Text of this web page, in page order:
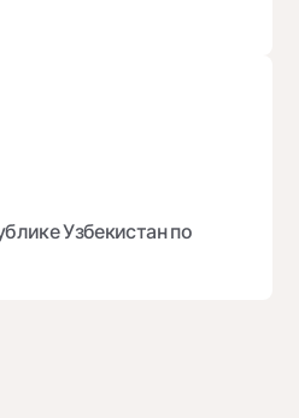
Узбекистан по